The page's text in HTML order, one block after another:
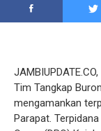
Tim Tangkap
mengamankan
Parapat.